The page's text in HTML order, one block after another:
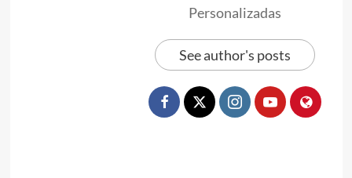
Personalizadas
See author's posts